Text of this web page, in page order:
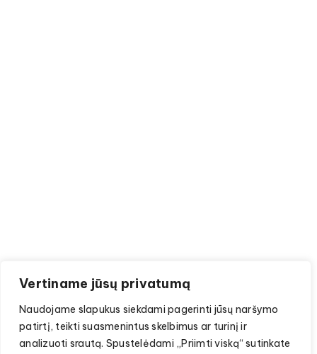
Vertiname jūsų privatumą
Naudojame slapukus siekdami pagerinti jūsų naršymo
patirtį, teikti suasmenintus skelbimus ar turinį ir
analizuoti srautą. Spustelėdami „Priimti viską“ sutinkate